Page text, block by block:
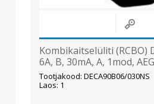
Kombikaitselüliti (RCBO)
6A, B, 30mA, A, 1mod, AEG
Tootjakood: DECA90B06/030NS
Laos: 1